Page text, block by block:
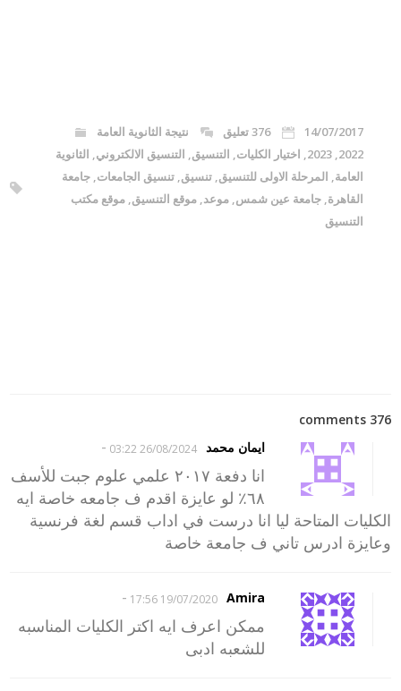
14/07/2017 376 تعليق
نتيجة الثانوية العامة
2022
,
2023
, اختيار الكليات, التنسيق, التنسيق الالكتروني, الثانوية
العامة, المرحلة الاولى للتنسيق,تنسيق,تنسيق الجامعات,جامعة
القاهرة,جامعة عين شمس,موعد,موقع التنسيق,موقع مكتب
التنسيق
376 comments
ايمان محمد
26/08/2024 03:22
-
انا دفعة ٢٠١٧ علمي علوم جبت للأسف
٦٨٪؜ لو عايزة اقدم ف جامعه خاصة ايه
الكليات المتاحة ليا انا درست في اداب قسم لغة فرنسية
وعايزة ادرس تاني ف جامعة خاصة
Amira
19/07/2020 17:56
-
ممكن اعرف ايه اكتر الكليات المناسبه
للشعبه ادبى